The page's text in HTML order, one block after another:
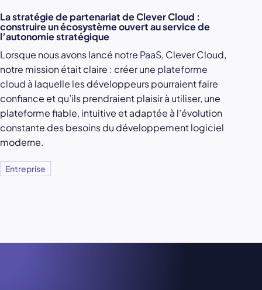
La stratégie de partenariat de Clever Cloud :
construire un écosystème ouvert au service de
l’autonomie stratégique
Lorsque nous avons lancé notre PaaS, Clever Cloud,
notre mission était claire : créer une plateforme
cloud à laquelle les développeurs pourraient faire
confiance et qu’ils prendraient plaisir à utiliser, une
plateforme fiable, intuitive et adaptée à l’évolution
constante des besoins du développement logiciel
moderne.
Entreprise